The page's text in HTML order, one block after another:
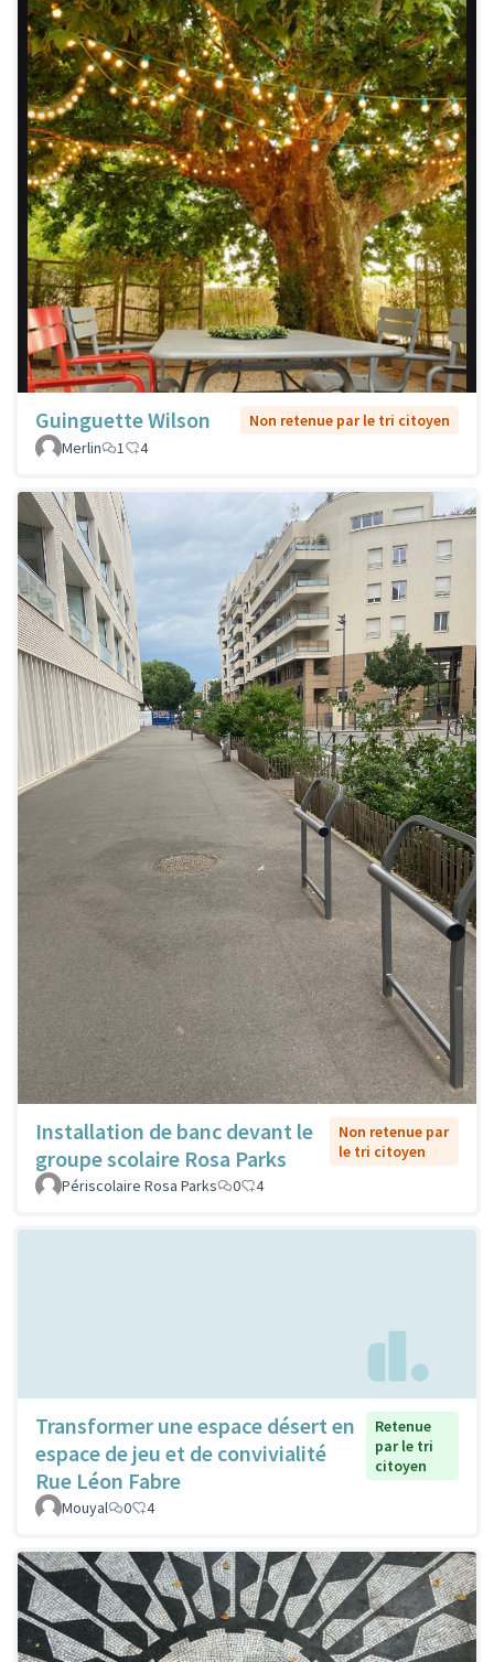
Guinguette Wilson
Non retenue par le tri citoyen
Merlin
1 4
Installation de banc devant le
groupe scolaire Rosa Parks
Non retenue par
le tri citoyen
Périscolaire Rosa Parks
0 4
Transformer une espace désert en
espace de jeu et de convivialité
Rue Léon Fabre
Retenue
par le tri
citoyen
Mouyal 0 4